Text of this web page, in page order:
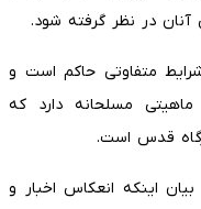
آنان در نظر گرفته شود.
متفاوتی حاکم است و
مسلحانه دارد که
قدس است.
اینکه انعکاس اخبار و